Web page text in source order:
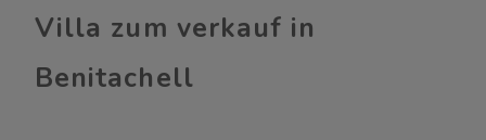
Villa zum verkauf in
Benitachell